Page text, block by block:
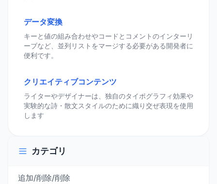
データ変換
キーと値の組み合わせやコードとコメントのインターリ
ーブなど、並列リストをマージする必要がある開発者に
便利です。
クリエイティブコンテンツ
ライターやデザイナーは、独自のタイポグラフィ効果や
実験的な詩・散文スタイルのために織り交ぜ表現を使用
します
カテゴリ
追加/削除/削除